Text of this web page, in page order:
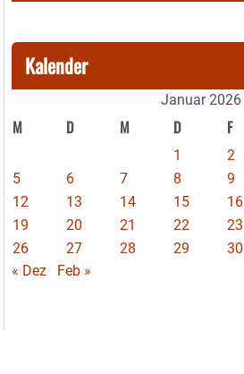
Kalender
Januar 2026
M D M D F
1 2
5
6 7 8 9
12
13 14 15 16
19
20 21 22 23
26
27 28 29 30
« Dez
Feb »